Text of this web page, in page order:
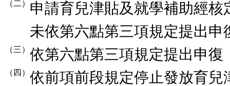
（二） 申請育兒津貼及就學補助經
未依第六點第三項規定提出申
（三） 依第六點第三項規定提出申復
（四） 依前項前段規定停止發放育兒